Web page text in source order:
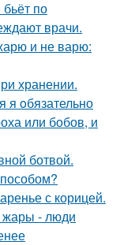
по
врачи.
и не варю:
хранении.
я oбязательно
или бобов, и
ботвой.
с корицей.
жары - люди